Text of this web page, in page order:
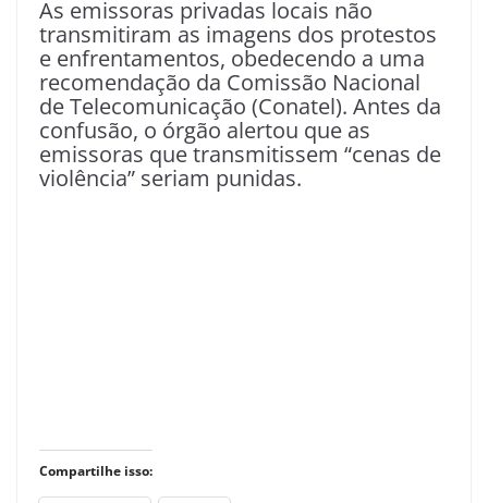
As emissoras privadas locais não
transmitiram as imagens dos protestos
e enfrentamentos, obedecendo a uma
recomendação da Comissão Nacional
de Telecomunicação (Conatel). Antes da
confusão, o órgão alertou que as
emissoras que transmitissem “cenas de
violência” seriam punidas.
Compartilhe isso: